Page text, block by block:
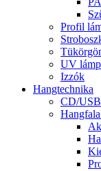
Profil
UV
Izzók
Hangtechnika
CD/